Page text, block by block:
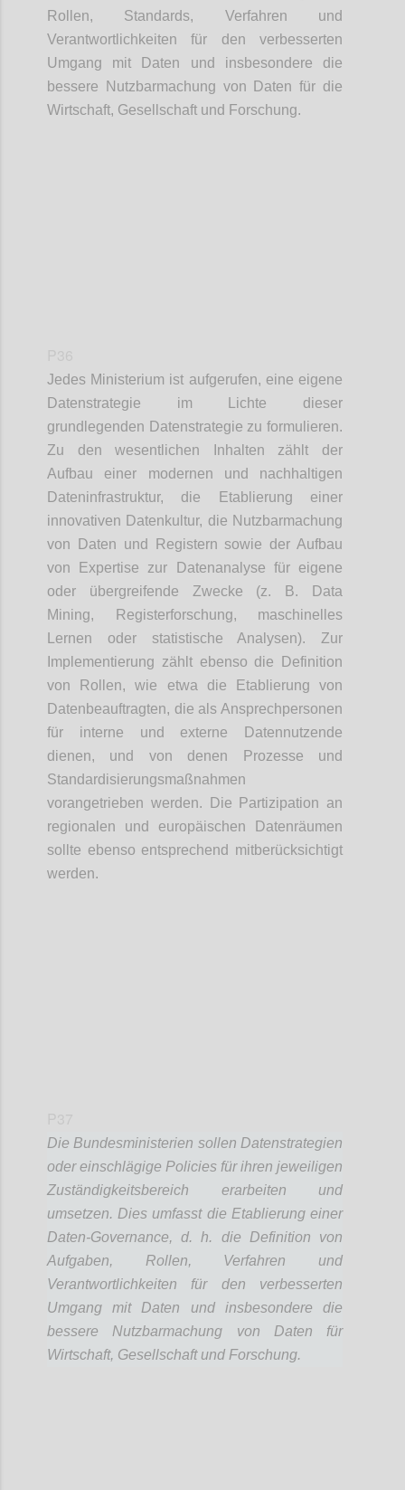
Rollen, Standards, Verfahren und
Verantwortlichkeiten für den verbesserten
Umgang mit Daten und insbesondere die
bessere Nutzbarmachung von Daten für die
Wirtschaft, Gesellschaft und Forschung.
Jedes Ministerium ist aufgerufen, eine eigene
Datenstrategie im Lichte dieser
grundlegenden Datenstrategie zu formulieren.
Zu den wesentlichen Inhalten zählt der
Aufbau einer modernen und nachhaltigen
Dateninfrastruktur, die Etablierung einer
innovativen Datenkultur, die Nutzbarmachung
von Daten und Registern sowie der Aufbau
von Expertise zur Datenanalyse für eigene
oder übergreifende Zwecke (z. B. Data
Mining, Registerforschung, maschinelles
Lernen oder statistische Analysen). Zur
Implementierung zählt ebenso die Definition
von Rollen, wie etwa die Etablierung von
Datenbeauftragten, die als Ansprechpersonen
für interne und externe Datennutzende
dienen, und von denen Prozesse und
Standardisierungsmaßnahmen
vorangetrieben werden. Die Partizipation an
regionalen und europäischen Datenräumen
sollte ebenso entsprechend mitberücksichtigt
werden.
Die Bundesministerien sollen Datenstrategien
oder einschlägige Policies für ihren jeweiligen
Zuständigkeitsbereich erarbeiten und
umsetzen. Dies umfasst die Etablierung einer
Daten-Governance, d. h. die Definition von
Aufgaben, Rollen, Verfahren und
Verantwortlichkeiten für den verbesserten
Umgang mit Daten und insbesondere die
bessere Nutzbarmachung von Daten für
Wirtschaft, Gesellschaft und Forschung.